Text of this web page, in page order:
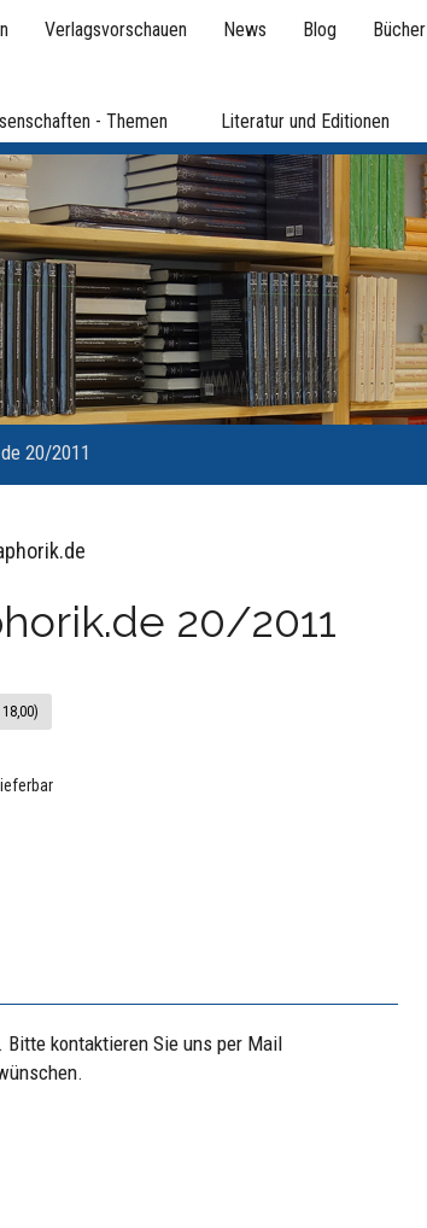
Verlagsvorschauen News Blog Bücher
- Themen Literatur und Editionen
20/2011
20/2011
lieferbar
kontaktieren Sie uns per Mail